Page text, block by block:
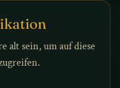
alt sein, um auf diese